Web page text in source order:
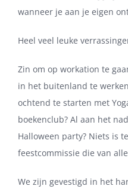
wanneer je aan je eigen
Heel veel leuke
Zin om op workation te
in het buitenland te
ochtend te starten met
boekenclub? Al aan het
Halloween party? Niets is
feestcommissie die van
We zijn gevestigd in het